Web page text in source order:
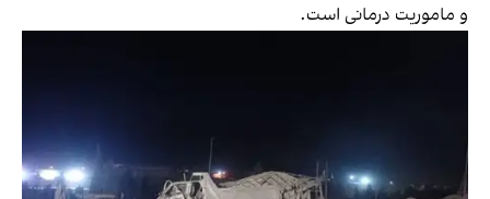
و ماموریت درمانی است.